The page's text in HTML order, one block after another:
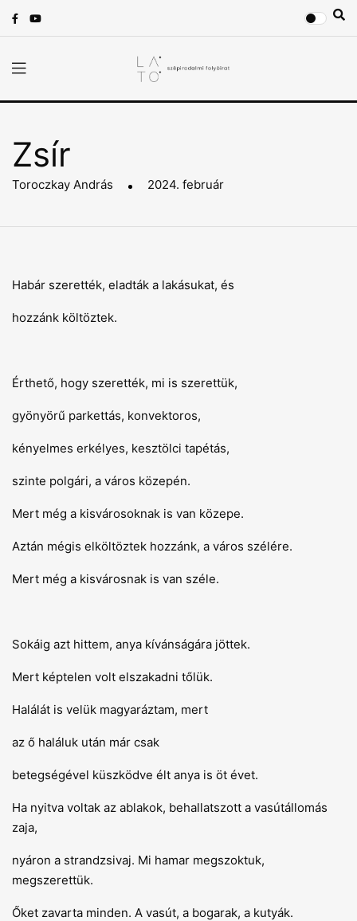
Zsír
Toroczkay András 2024. február
Habár szerették, eladták a lakásukat, és
hozzánk költöztek.
Érthető, hogy szerették, mi is szerettük,
gyönyörű parkettás, konvektoros,
kényelmes erkélyes, kesztölci tapétás,
szinte polgári, a város közepén.
Mert még a kisvárosoknak is van közepe.
Aztán mégis elköltöztek hozzánk, a város szélére.
Mert még a kisvárosnak is van széle.
Sokáig azt hittem, anya kívánságára jöttek.
Mert képtelen volt elszakadni tőlük.
Halálát is velük magyaráztam, mert
az ő haláluk után már csak
betegségével küszködve élt anya is öt évet.
Ha nyitva voltak az ablakok, behallatszott a vasútállomás
zaja,
nyáron a strandzsivaj. Mi hamar megszoktuk,
megszerettük.
Őket zavarta minden. A vasút, a bogarak, a kutyák.